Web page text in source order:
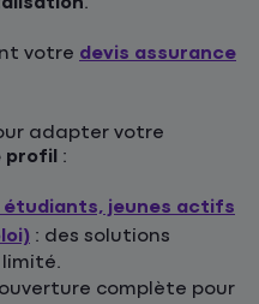
votre devis assurance
adapter votre
profil :
étudiants, jeunes actifs
: des solutions
complète pour